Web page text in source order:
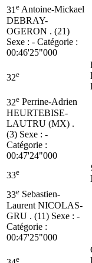
31 e Antoine-Mickael
DEBRAY-
OGERON . (21)
Sexe : - Catégorie :
00:46'25"000
32e
32e Perrine-Adrien
HEURTEBISE-
LAUTRU (MX) .
(3) Sexe : -
Catégorie :
00:47'24"000
33e
33e Sebastien-
Laurent NICOLAS-
GRU . (11) Sexe : -
Catégorie :
00:47'25"000
e